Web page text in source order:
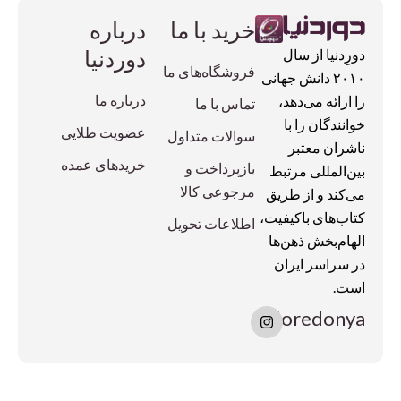
دورِدنیا از سال
۲۰۱۰ دانش جهانی
را ارائه می‌دهد،
خوانندگان را با
ناشران معتبر
بین‌المللی مرتبط
می‌کند و از طریق
کتاب‌های باکیفیت،
الهام‌بخش ذهن‌ها
در سراسر ایران
است.
doredonya
I
n
s
خرید با ما
فروشگاه‌های ما
تماس با ما
سوالات متداول
بازپرداخت و
مرجوعی کالا
اطلاعات تحویل
درباره
دوردنیا
درباره ما
عضویت طلایی
خریدهای عمده